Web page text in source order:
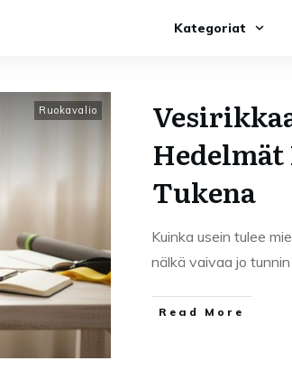
Kategoriat
Ruokavalio
Tukena
Kuinka usein tulee
nälkä vaivaa jo tunnin
Read More